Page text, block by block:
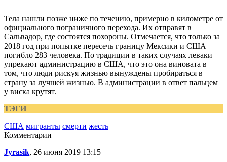
Тела нашли позже ниже по течению, примерно в километре от
официального пограничного перехода. Их отправят в
Сальвадор, где состоятся похороны. Отмечается, что только за
2018 год при попытке пересечь границу Мексики и США
погибло 283 человека. По традиции в таких случаях леваки
упрекают администрацию в США, что это она виновата в
том, что люди рискуя жизнью вынуждены пробираться в
страну за лучшей жизнью. В администрации в ответ пальцем
у виска крутят.
ТЭГИ
США мигранты смерти жесть
Комментарии
Jyrasik, 26 июня 2019 13:15